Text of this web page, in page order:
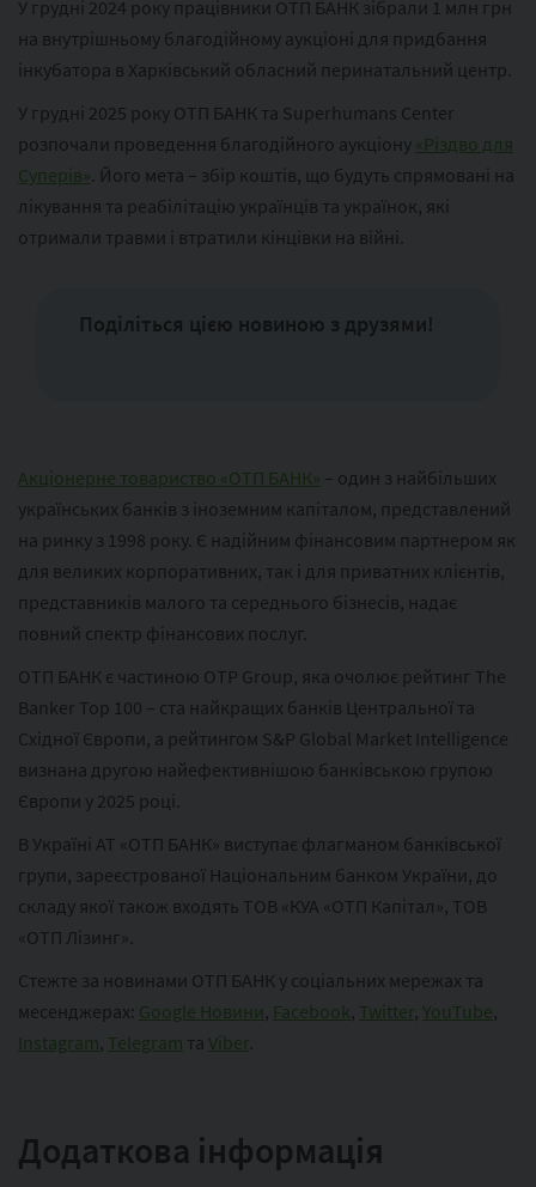
У грудні 2024 року працівники ОТП БАНК зібрали 1 млн грн
на внутрішньому благодійному аукціоні для придбання
інкубатора в Харківський обласний перинатальний центр.
У грудні 2025 року ОТП БАНК та Superhumans Center
розпочали проведення благодійного аукціону «Різдво для
Суперів» . Його мета – збір коштів, що будуть спрямовані на
лікування та реабілітацію українців та українок, які
отримали травми і втратили кінцівки на війні.
Поділіться цією новиною з друзями!
Акціонерне товариство «ОТП БАНК» – один з найбільших
українських банків з іноземним капіталом, представлений
на ринку з 1998 року. Є надійним фінансовим партнером як
для великих корпоративних, так і для приватних клієнтів,
представників малого та середнього бізнесів, надає
повний спектр фінансових послуг.
ОТП БАНК є частиною ОТР Group, яка очолює рейтинг The
Banker Top 100 – ста найкращих банків Центральної та
Східної Європи, а рейтингом S&P Global Market Intelligence
визнана другою найефективнішою банківською групою
Європи у 2025 році.
В Україні АТ «ОТП БАНК» виступає флагманом банківської
групи, зареєстрованої Національним банком України, до
складу якої також входять ТОВ «КУА «ОТП Капітал», ТОВ
«ОТП Лізинг».
Стежте за новинами ОТП БАНК у соціальних мережах та
месенджерах: Google Новини Facebook Twitter YouTube
Instagram Telegram та Viber
Додаткова інформація